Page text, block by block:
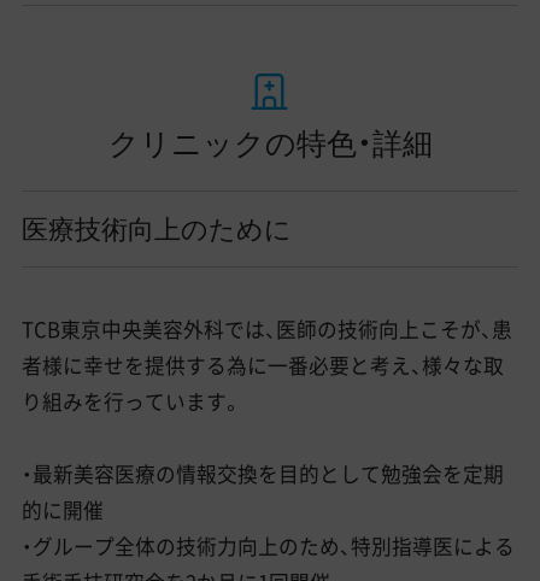
クリニックの特色・詳細
医療技術向上のために
TCB東京中央美容外科では、医師の技術向上こそが、患
者様に幸せを提供する為に一番必要と考え、様々な取
り組みを行っています。
・最新美容医療の情報交換を目的として勉強会を定期
的に開催
・グループ全体の技術力向上のため、特別指導医による